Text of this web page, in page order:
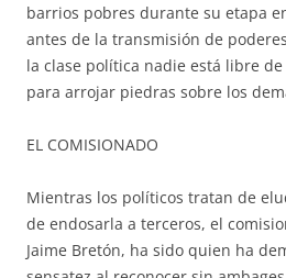
barrios pobres durante su etapa
antes de la transmisión de
la clase política nadie está libre
para arrojar piedras sobre los
EL COMISIONADO
Mientras los políticos tratan de
de endosarla a terceros, el
Jaime Bretón, ha sido quien ha